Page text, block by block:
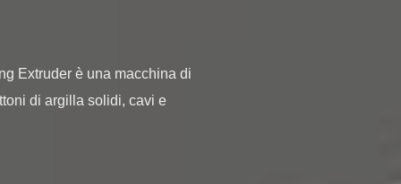
Extruder è una macchina di
di argilla solidi, cavi e